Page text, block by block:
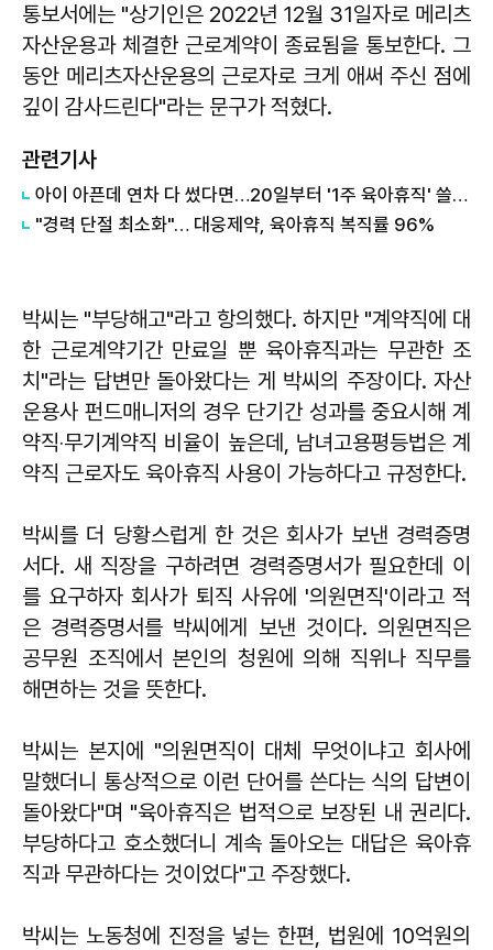
통보서에는 "상기인은 2022년 12월 31일자로 메리츠
자산운용과 체결한 근로계약이 종료됨을 통보한다. 그
동안 메리츠자산운용의 근로자로 크게 애써 주신 점에
깊이 감사드린다"라는 문구가 적혔다.
관련기사
아이 아픈데 연차 다 썼다면…20일부터 '1주 육아휴직' 쓸 수 있다
"경력 단절 최소화"… 대웅제약, 육아휴직 복직률 96%
박씨는 "부당해고"라고 항의했다. 하지만 "계약직에 대
한 근로계약기간 만료일 뿐 육아휴직과는 무관한 조
치"라는 답변만 돌아왔다는 게 박씨의 주장이다. 자산
운용사 펀드매니저의 경우 단기간 성과를 중요시해 계
약직‧무기계약직 비율이 높은데, 남녀고용평등법은 계
약직 근로자도 육아휴직 사용이 가능하다고 규정한다.
박씨를 더 당황스럽게 한 것은 회사가 보낸 경력증명
서다. 새 직장을 구하려면 경력증명서가 필요한데 이
를 요구하자 회사가 퇴직 사유에 '의원면직'이라고 적
은 경력증명서를 박씨에게 보낸 것이다. 의원면직은
공무원 조직에서 본인의 청원에 의해 직위나 직무를
해면하는 것을 뜻한다.
박씨는 본지에 "의원면직이 대체 무엇이냐고 회사에
말했더니 통상적으로 이런 단어를 쓴다는 식의 답변이
돌아왔다"며 "육아휴직은 법적으로 보장된 내 권리다.
부당하다고 호소했더니 계속 돌아오는 대답은 육아휴
직과 무관하다는 것이었다"고 주장했다.
박씨는 노동청에 진정을 넣는 한편, 법원에 10억원의